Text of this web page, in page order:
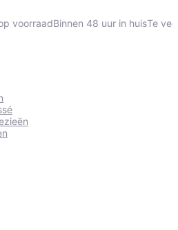
voorraadBinnen 48 uur in huisTe